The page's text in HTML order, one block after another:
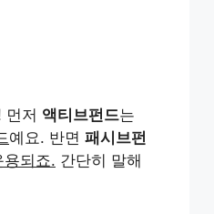
먼저 액티브펀드는
예요. 반면 패시브펀
되죠. 간단히 말해